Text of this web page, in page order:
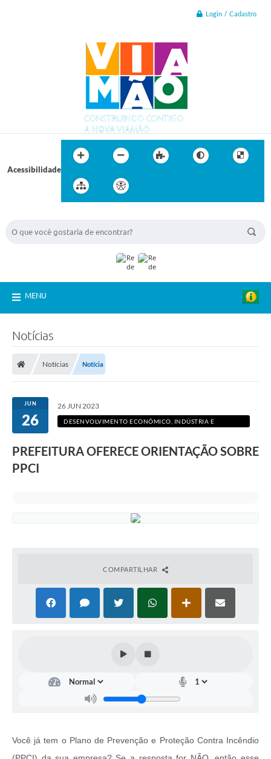
Login / Cadastro
Acessibilidade
MENU
Notícias
Notícias Notícia
JUN
26
26 JUN 2023
DESENVOLVIMENTO ECONÔMICO, INDÚSTRIA E
PREFEITURA OFERECE ORIENTAÇÃO SOBRE
PPCI
COMPARTILHAR
Você já tem o Plano de Prevenção e Proteção Contra Incêndio